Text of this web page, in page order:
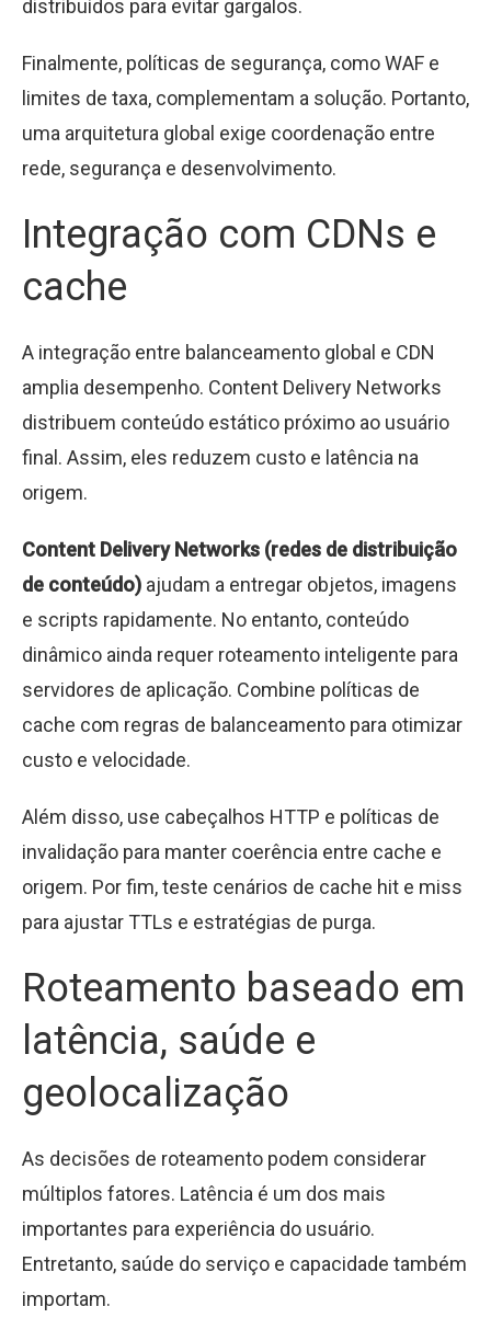
distribuídos para evitar gargalos.
Finalmente, políticas de segurança, como WAF e
limites de taxa, complementam a solução. Portanto,
uma arquitetura global exige coordenação entre
rede, segurança e desenvolvimento.
Integração com CDNs e
cache
A integração entre balanceamento global e CDN
amplia desempenho. Content Delivery Networks
distribuem conteúdo estático próximo ao usuário
final. Assim, eles reduzem custo e latência na
origem.
Content Delivery Networks (redes de distribuição
de conteúdo) ajudam a entregar objetos, imagens
e scripts rapidamente. No entanto, conteúdo
dinâmico ainda requer roteamento inteligente para
servidores de aplicação. Combine políticas de
cache com regras de balanceamento para otimizar
custo e velocidade.
Além disso, use cabeçalhos HTTP e políticas de
invalidação para manter coerência entre cache e
origem. Por fim, teste cenários de cache hit e miss
para ajustar TTLs e estratégias de purga.
Roteamento baseado em
latência, saúde e
geolocalização
As decisões de roteamento podem considerar
múltiplos fatores. Latência é um dos mais
importantes para experiência do usuário.
Entretanto, saúde do serviço e capacidade também
importam.